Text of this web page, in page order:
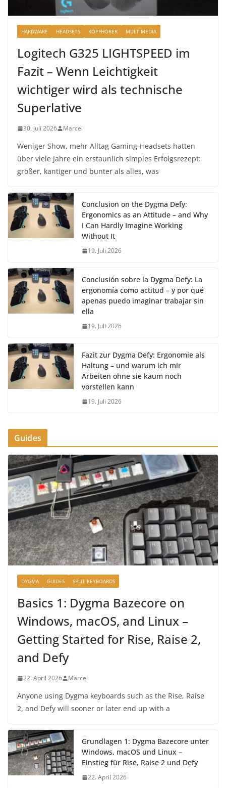
HARDWARE HEADSETS KOPFHÖRER MULTIMEDIA
Logitech G325 LIGHTSPEED im
Fazit – Wenn Leichtigkeit
wichtiger wird als technische
Superlative
30. Juli 2026 Marcel
Weniger Show, mehr Alltag Gaming-Headsets hatten
über viele Jahre ein erstaunlich simples Erfolgsrezept:
größer, kantiger und bunter als alles, was
Conclusion on the Dygma Defy:
Ergonomics as an Attitude – and Why
I Can Hardly Imagine Working
Without It
19. Juli 2026
Conclusión sobre la Dygma Defy: La
ergonomía como actitud – y por qué
apenas puedo imaginar trabajar sin
ella
19. Juli 2026
Fazit zur Dygma Defy: Ergonomie als
Haltung – und warum ich mir
Arbeiten ohne sie kaum noch
vorstellen kann
19. Juli 2026
Guides
DYGMA GUIDES SPLIT KEYBOARDS
Basics 1: Dygma Bazecore on
Windows, macOS, and Linux –
Getting Started for Rise, Raise 2,
and Defy
22. April 2026 Marcel
Anyone using Dygma keyboards such as the Rise, Raise
2, and Defy will sooner or later end up with a
Grundlagen 1: Dygma Bazecore unter
Windows, macOS und Linux –
Einstieg für Rise, Raise 2 und Defy
22. April 2026